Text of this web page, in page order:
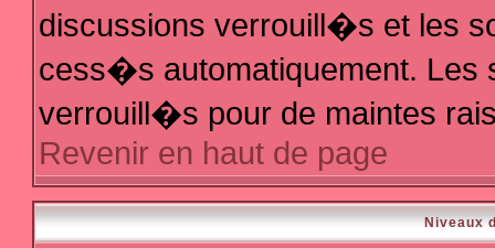
discussions verrouill�s et les
cess�s automatiquement.
verrouill�s pour de maintes
Revenir en haut de page
Niveaux